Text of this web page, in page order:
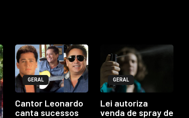
GERAL
Cantor Leonardo
canta sucessos
GERAL
Lei autoriza
venda de spray de